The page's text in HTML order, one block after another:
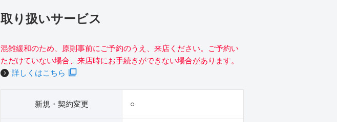
取り扱いサービス
混雑緩和のため、原則事前にご予約のうえ、来店ください。ご予約い
ただけていない場合、来店時にお手続きができない場合があります。
詳しくはこちら
新規・契約変更 ○